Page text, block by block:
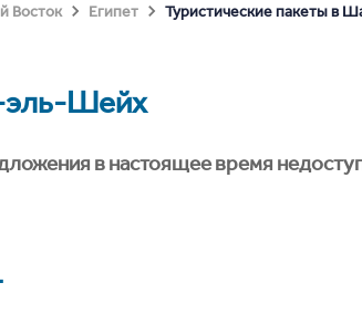
Восток Египет Туристические пакеты в
Шейх
в настоящее время